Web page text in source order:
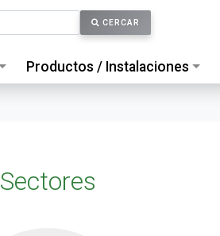
CERCAR
Productos / Instalaciones
Sectores